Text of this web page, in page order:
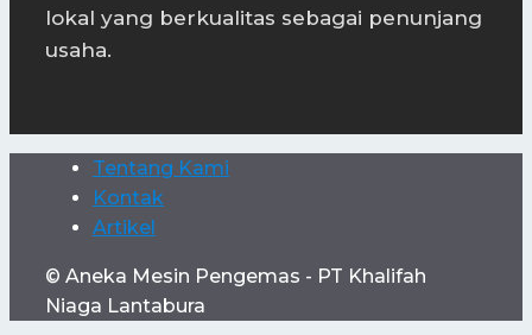
lokal yang berkualitas sebagai penunjang
usaha.
Tentang Kami
Kontak
Artikel
© Aneka Mesin Pengemas - PT Khalifah
Niaga Lantabura